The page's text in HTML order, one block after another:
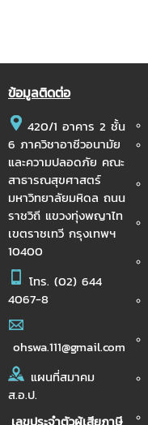
ข้อมูลติดต่อ
420/1 อาคาร 2 ชั้น
6 ภาควิชาอาชีวอนามัย
และความปลอดภัย คณะ
สาธารณสุขศาสตร์
มหาวิทยาลัยมหิดล ถนน
ราชวิถี แขวงทุ่งพญาไท
เขตราชเทวี กรุงเทพฯ
10400
โทร. (02) 644
4067-8
ohswa.111@gmail.com
แผนที่สมาคม
ส.อ.ป.